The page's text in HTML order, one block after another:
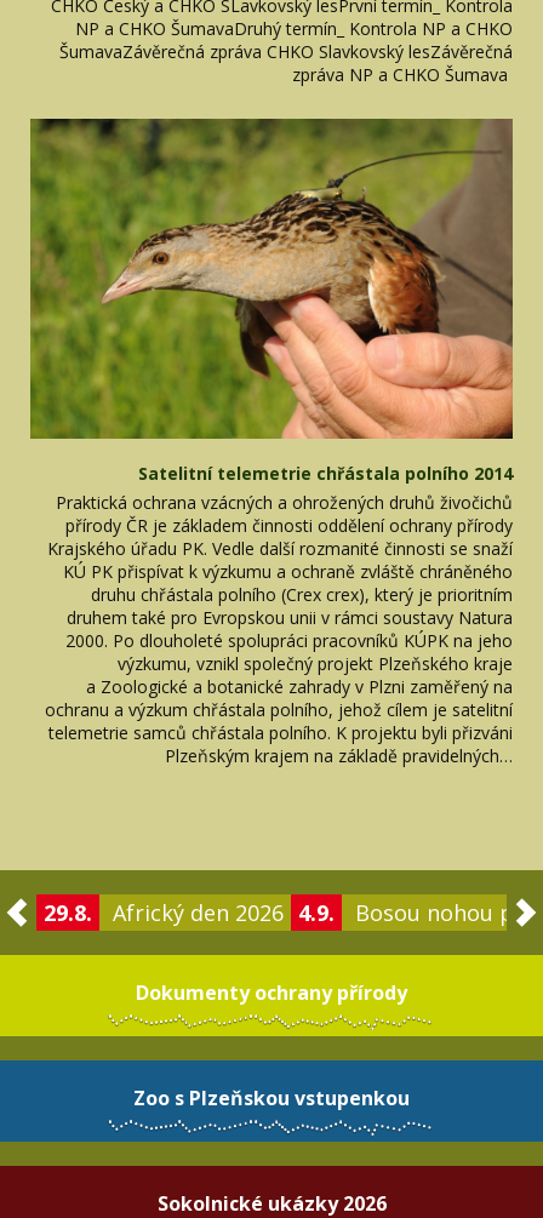
CHKO Český a CHKO SLavkovský lesPrvní termín_ Kontrola
NP a CHKO ŠumavaDruhý termín_ Kontrola NP a CHKO
ŠumavaZávěrečná zpráva CHKO Slavkovský lesZávěrečná
zpráva NP a CHKO Šumava
Satelitní telemetrie chřástala polního 2014
Praktická ochrana vzácných a ohrožených druhů živočichů
přírody ČR je základem činnosti oddělení ochrany přírody
Krajského úřadu PK. Vedle další rozmanité činnosti se snaží
KÚ PK přispívat k výzkumu a ochraně zvláště chráněného
druhu chřástala polního (Crex crex), který je prioritním
druhem také pro Evropskou unii v rámci soustavy Natura
2000. Po dlouholeté spolupráci pracovníků KÚPK na jeho
výzkumu, vznikl společný projekt Plzeňského kraje
a Zoologické a botanické zahrady v Plzni zaměřený na
ochranu a výzkum chřástala polního, jehož cílem je satelitní
telemetrie samců chřástala polního. K projektu byli přizváni
Plzeňským krajem na základě pravidelných…
29.8. Africký den 2026 4.9. Bosou nohou po
Dokumenty ochrany přírody
Zoo s Plzeňskou vstupenkou
Sokolnické ukázky 2026